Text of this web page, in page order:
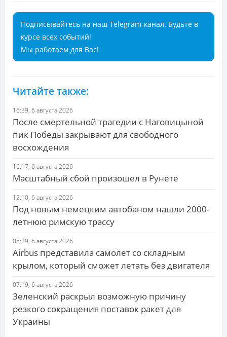
Подписывайтесь на наш Telegram-канал. Будьте в
курсе всех событий!
Мы работаем для Вас!
Читайте также:
16:39, 6 августа 2026
После смертельной трагедии с Наговицыной
пик Победы закрывают для свободного
восхождения
16:17, 6 августа 2026
Масштабный сбой произошел в Рунете
12:10, 6 августа 2026
Под новым немецким автобаном нашли 2000-
летнюю римскую трассу
08:29, 6 августа 2026
Airbus представила самолет со складным
крылом, который сможет летать без двигателя
07:19, 6 августа 2026
Зеленский раскрыл возможную причину
резкого сокращения поставок ракет для
Украины